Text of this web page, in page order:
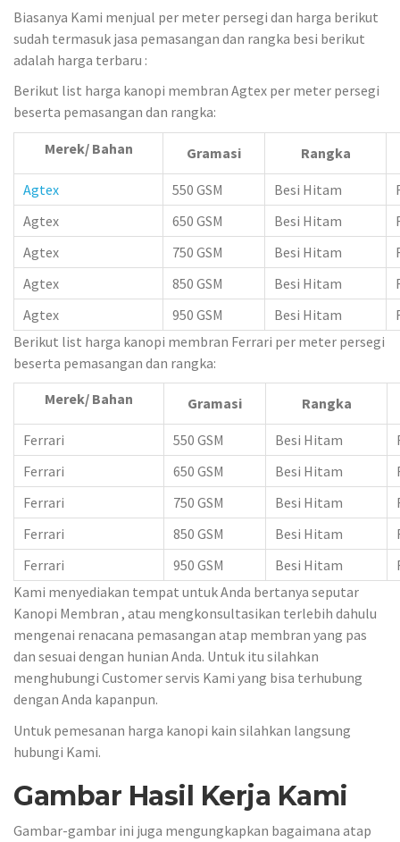
Biasanya Kami menjual per meter persegi dan harga berikut
sudah termasuk jasa pemasangan dan rangka besi berikut
adalah harga terbaru :
Berikut list harga kanopi membran Agtex per meter persegi
beserta pemasangan dan rangka:
Merek/ Bahan Gramasi Rangka
Agtex 550 GSM Besi Hitam
Agtex
650 GSM Besi Hitam
Agtex
750 GSM Besi Hitam
Agtex
850 GSM Besi Hitam
Agtex
950 GSM Besi Hitam
Berikut list harga kanopi membran Ferrari per meter persegi
beserta pemasangan dan rangka:
Merek/ Bahan Gramasi Rangka
Ferrari 550 GSM Besi Hitam
Ferrari
650 GSM Besi Hitam
Ferrari
750 GSM Besi Hitam
Ferrari
850 GSM Besi Hitam
Ferrari
950 GSM Besi Hitam
Kami menyediakan tempat untuk Anda bertanya seputar
Kanopi Membran , atau mengkonsultasikan terlebih dahulu
mengenai renacana pemasangan atap membran yang pas
dan sesuai dengan hunian Anda. Untuk itu silahkan
menghubungi Customer servis Kami yang bisa terhubung
dengan Anda kapanpun.
Untuk pemesanan harga kanopi kain silahkan langsung
hubungi Kami.
Gambar Hasil Kerja Kami
Gambar-gambar ini juga mengungkapkan bagaimana atap